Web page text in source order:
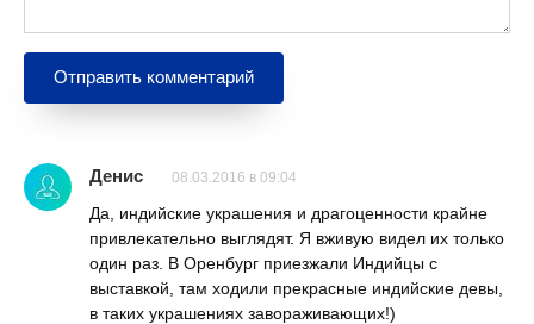
Денис 08.03.2016 в 09:04
Да, индийские украшения и драгоценности крайне
привлекательно выглядят. Я вживую видел их только
один раз. В Оренбург приезжали Индийцы с
выставкой, там ходили прекрасные индийские девы,
в таких украшениях завораживающих!)